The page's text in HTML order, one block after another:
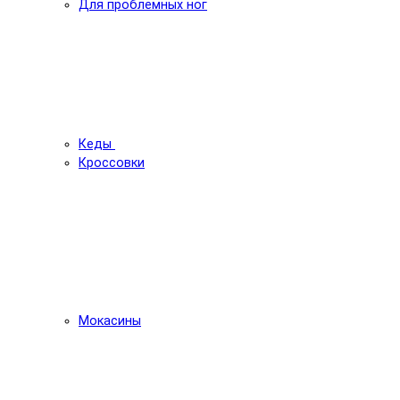
Для проблемных ног
Кеды
Кроссовки
Мокасины